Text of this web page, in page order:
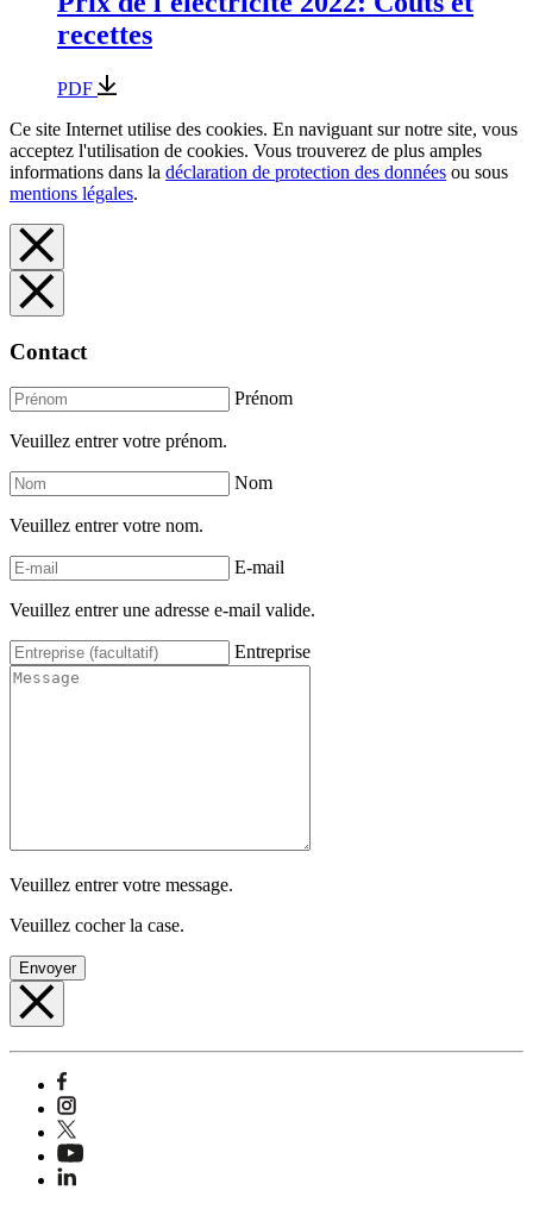
recettes
PDF
Ce site Internet utilise des cookies. En naviguant sur notre site, vous
acceptez l'utilisation de cookies. Vous trouverez de plus amples
informations dans la déclaration de protection des données ou sous
mentions légales.
Contact
Prénom
Veuillez entrer votre prénom.
Nom
Veuillez entrer votre nom.
E-mail
Veuillez entrer une adresse e-mail valide.
Entreprise
Veuillez entrer votre message.
Veuillez cocher la case.
Envoyer